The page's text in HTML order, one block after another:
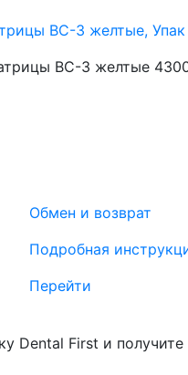
ВС-3 желтые,
ВС-3 желтые
Обмен и возврат
Подробная
Перейти
Dental First и